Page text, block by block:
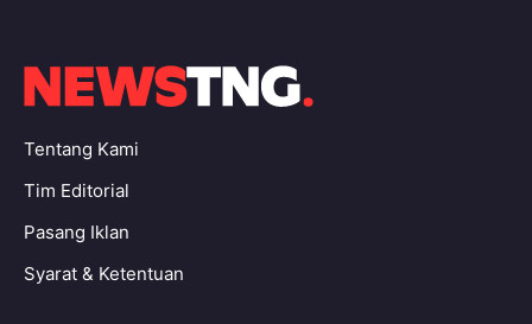
Tentang Kami
Tim Editorial
Pasang Iklan
Syarat & Ketentuan